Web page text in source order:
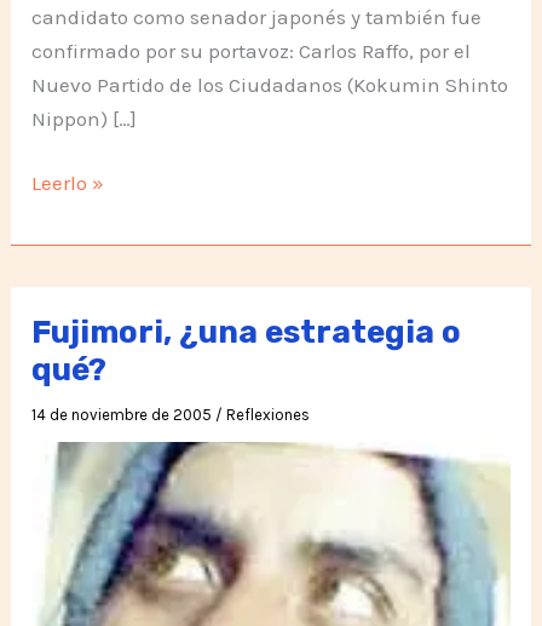
candidato como senador japonés y también fue
confirmado por su portavoz: Carlos Raffo, por el
Nuevo Partido de los Ciudadanos (Kokumin Shinto
Nippon) […]
Doble
mas
de
una
estrategia
un
personaje
Leerlo »
Fujimori, ¿una estrategia o
qué?
14 de noviembre de 2005 /Reflexiones